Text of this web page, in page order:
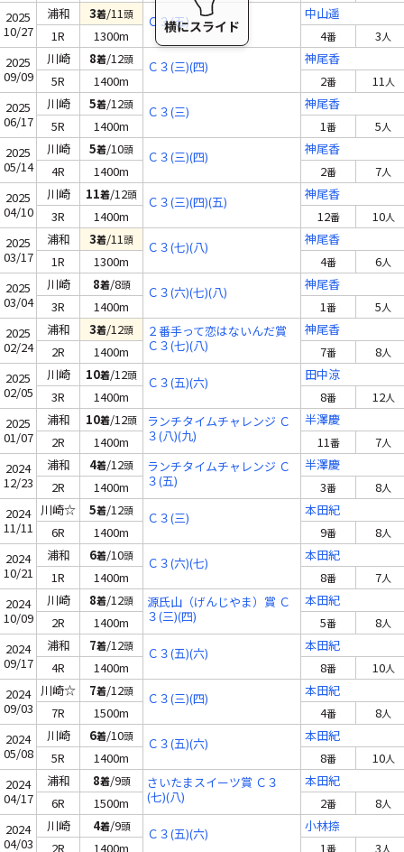
2025
10/27
浦和 3着/11頭 Ｃ３(五)
中山遥
1R
1300m 4番 3人
2025
09/09
川崎 8着/12頭 Ｃ３(三)(四)
神尾香
5R
1400m 2番 11人
2025
06/17
川崎 5着/12頭 Ｃ３(三)
神尾香
5R
1400m 1番 5人
2025
05/14
川崎 5着/10頭 Ｃ３(三)(四)
神尾香
4R
1400m 2番 7人
2025
04/10
川崎 11着/12頭 Ｃ３(三)(四)(五)
神尾香
3R
1400m 12番 10人
2025
03/17
浦和 3着/11頭 Ｃ３(七)(八)
神尾香
1R
1300m 4番 6人
2025
03/04
川崎 8着/8頭 Ｃ３(六)(七)(八)
神尾香
3R
1400m 1番 5人
2025
02/24
浦和 3着/12頭
２番手って恋はないんだ賞
Ｃ３(七)(八)
神尾香
2R
1400m 7番 8人
2025
02/05
川崎 10着/12頭 Ｃ３(五)(六)
田中涼
3R
1400m 8番 12人
2025
01/07
浦和 10着/12頭
ランチタイムチャレンジ Ｃ
３(八)(九)
半澤慶
2R
1400m 11番 7人
2024
12/23
浦和 4着/12頭
ランチタイムチャレンジ Ｃ
３(五)
半澤慶
2R
1400m 3番 8人
2024
11/11
川崎☆ 5着/12頭 Ｃ３(三)
本田紀
6R
1400m 9番 8人
2024
10/21
浦和 6着/10頭 Ｃ３(六)(七)
本田紀
1R
1400m 8番 7人
2024
10/09
川崎 8着/12頭
源氏山（げんじやま）賞 Ｃ
３(三)(四)
本田紀
2R
1400m 5番 8人
2024
09/17
浦和 7着/12頭 Ｃ３(五)(六)
本田紀
4R
1400m 8番 10人
2024
09/03
川崎☆ 7着/12頭 Ｃ３(三)(四)
本田紀
7R
1500m 4番 8人
2024
05/08
川崎 6着/10頭 Ｃ３(五)(六)
本田紀
5R
1400m 8番 10人
2024
04/17
浦和 8着/9頭
さいたまスイーツ賞 Ｃ３
(七)(八)
本田紀
6R
1500m 2番 8人
2024
04/03
川崎 4着/9頭 Ｃ３(五)(六)
小林捺
2R
1400m 1番 3人